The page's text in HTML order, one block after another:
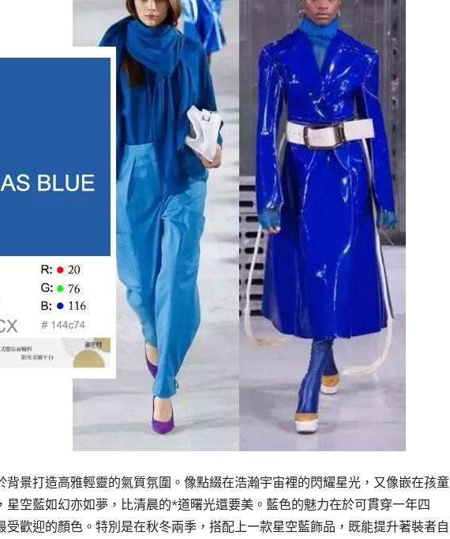
背景打造高雅輕靈的氣質氛圍。像點綴在浩瀚宇宙裡的閃耀星光，又像嵌在孩童
星空藍如幻亦如夢，比清晨的*道曙光還要美。藍色的魅力在於可貫穿一年四
受歡迎的顏色。特別是在秋冬兩季，搭配上一款星空藍飾品，既能提升著裝者自